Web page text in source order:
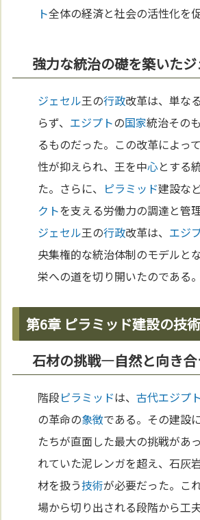
ト全体の経済と社会の活性化を
強力な統治の礎を築いた
ジェセル王の行政改革は、単な
らず、 エジプトの国家統治その
るものだった。この改革によっ
性が抑えられ、王を中心とする
た。さらに、 ピラミッド建設な
クトを支える労働力の調達と管
ジェセル王の行政改革は、 エジ
央集権的な統治体制のモデルと
栄への道を切り開いたのである。
第6章 ピラミッド建設の技
石材の挑戦—自然と向き合
階段ピラミッドは、古代エジプト
の革命の象徴である。その建設
たちが直面した最大の挑戦があ
れていた泥レンガを超え、石灰
材を扱う技術が必要だった。こ
場から切り出される段階から工